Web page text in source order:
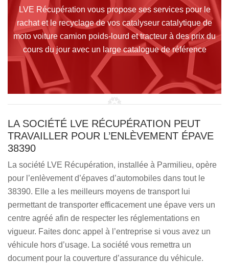
LVE Récupération vous propose ses services pour le
rachat et le recyclage de vos catalyseur catalytique de
moto voiture camion poids-lourd et tracteur à des prix du
cours du jour avec un large catalogue de référence
LA SOCIÉTÉ LVE RÉCUPÉRATION PEUT
TRAVAILLER POUR L’ENLÈVEMENT ÉPAVE
38390
La société LVE Récupération, installée à Parmilieu, opère
pour l’enlèvement d’épaves d’automobiles dans tout le
38390. Elle a les meilleurs moyens de transport lui
permettant de transporter efficacement une épave vers un
centre agréé afin de respecter les réglementations en
vigueur. Faites donc appel à l’entreprise si vous avez un
véhicule hors d’usage. La société vous remettra un
document pour la couverture d’assurance du véhicule.